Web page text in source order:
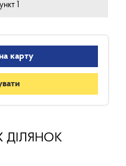
1
карту
ДІЛЯНОК